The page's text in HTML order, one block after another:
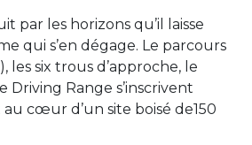
par les horizons qu’il laisse
qui s’en dégage. Le parcours
les six trous d’approche, le
Range s’inscrivent
cœur d’un site boisé de150